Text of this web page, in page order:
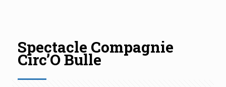
Spectacle Compagnie
Circ’O Bulle